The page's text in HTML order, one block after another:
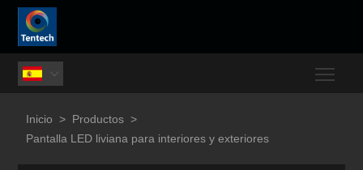

Inicio > Productos >
Pantalla LED liviana para interiores y exteriores